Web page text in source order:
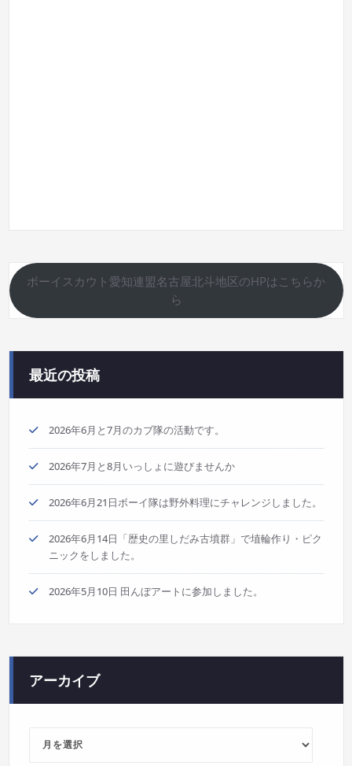
ボーイスカウト愛知連盟名古屋北斗地区のHPはこちらか
ら
最近の投稿
2026年6月と7月のカブ隊の活動です。
2026年7月と8月いっしょに遊びませんか
2026年6月21日ボーイ隊は野外料理にチャレンジしました。
2026年6月14日「歴史の里しだみ古墳群」で埴輪作り・ピク
ニックをしました。
2026年5月10日 田んぼアートに参加しました。
アーカイブ